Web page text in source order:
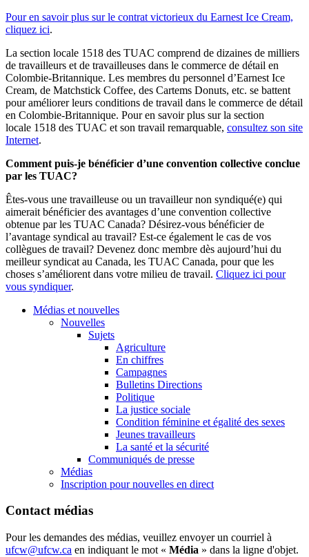
Pour en savoir plus sur le contrat victorieux du Earnest Ice Cream,
cliquez ici.
La section locale 1518 des TUAC comprend de dizaines de milliers
de travailleurs et de travailleuses dans le commerce de détail en
Colombie-Britannique. Les membres du personnel d’Earnest Ice
Cream, de Matchstick Coffee, des Cartems Donuts, etc. se battent
pour améliorer leurs conditions de travail dans le commerce de détail
en Colombie-Britannique. Pour en savoir plus sur la section
locale 1518 des TUAC et son travail remarquable, consultez son site
Internet.
Comment puis-je bénéficier d’une convention collective conclue
par les TUAC?
Êtes-vous une travailleuse ou un travailleur non syndiqué(e) qui
aimerait bénéficier des avantages d’une convention collective
obtenue par les TUAC Canada? Désirez-vous bénéficier de
l’avantage syndical au travail? Est-ce également le cas de vos
collègues de travail? Devenez donc membre dès aujourd’hui du
meilleur syndicat au Canada, les TUAC Canada, pour que les
choses s’améliorent dans votre milieu de travail. Cliquez ici pour
vous syndiquer.
Médias et nouvelles
Nouvelles
Sujets
Agriculture
En chiffres
Campagnes
Bulletins Directions
Politique
La justice sociale
Condition féminine et égalité des sexes
Jeunes travailleurs
La santé et la sécurité
Communiqués de presse
Médias
Inscription pour nouvelles en direct
Contact médias
Pour les demandes des médias, veuillez envoyer un courriel à
ufcw@ufcw.ca en indiquant le mot « Média » dans la ligne d'objet.